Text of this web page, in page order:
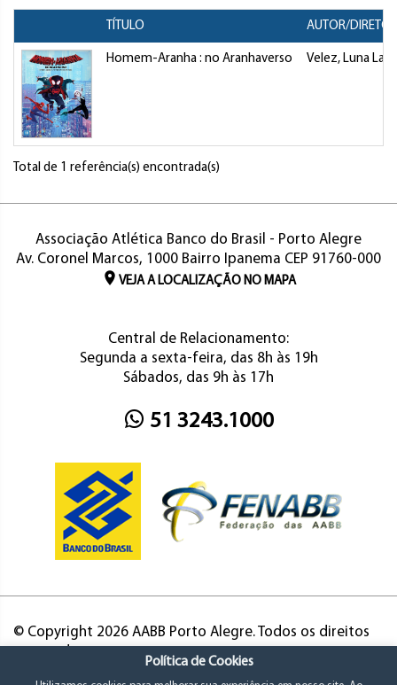
TÍTULO AUTOR/DIRETOR
Homem-Aranha : no Aranhaverso Velez, Luna
Total de 1 referência(s) encontrada(s)
Associação Atlética Banco do Brasil - Porto Alegre
Av. Coronel Marcos, 1000 Bairro Ipanema CEP 91760-000
VEJA A LOCALIZAÇÃO NO MAPA
Central de Relacionamento:
Segunda a sexta-feira, das 8h às 19h
Sábados, das 9h às 17h
51 3243.1000
© Copyright 2026 AABB Porto Alegre. Todos os direitos
Política de Cookies